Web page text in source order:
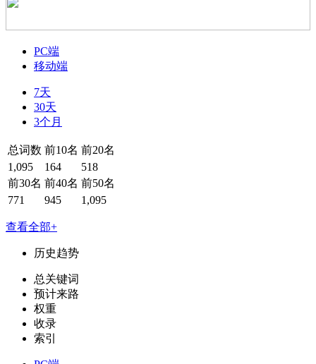
PC端
移动端
7天
30天
3个月
总词数 前10名 前20名
1,095
164
518
前30名 前40名 前50名
771
945 1,095
查看全部+
历史趋势
总关键词
预计来路
权重
收录
索引